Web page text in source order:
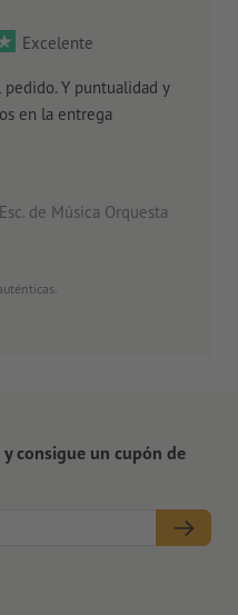
Excelente
Y puntualidad y
en la entrega
de Música Orquesta
consigue un cupón de